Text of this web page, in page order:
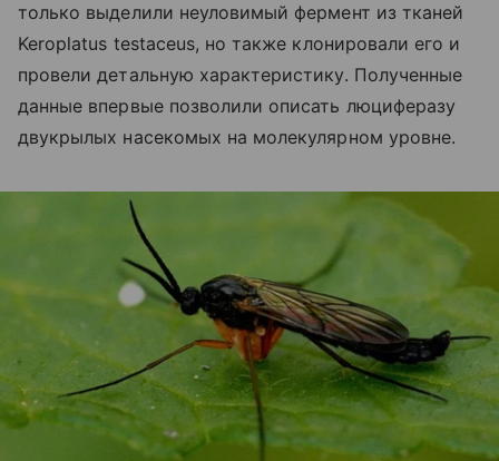
только выделили неуловимый фермент из тканей
Keroplatus testaceus, но также клонировали его и
провели детальную характеристику. Полученные
данные впервые позволили описать люциферазу
двукрылых насекомых на молекулярном уровне.